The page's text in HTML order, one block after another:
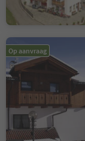
Op aanvraag